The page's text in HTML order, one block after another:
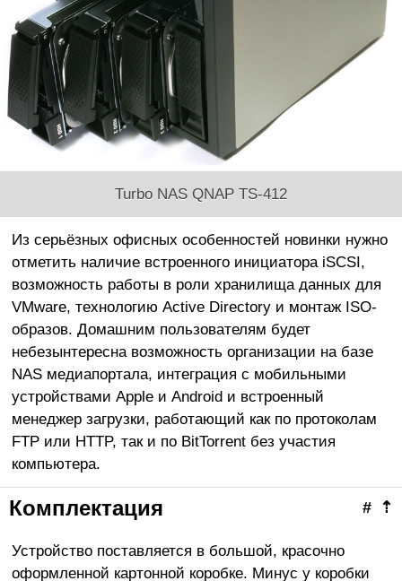
Turbo NAS QNAP TS-412
Из серьёзных офисных особенностей новинки нужно
отметить наличие встроенного инициатора iSCSI,
возможность работы в роли хранилища данных для
VMware, технологию Active Directory и монтаж ISO-
образов. Домашним пользователям будет
небезынтересна возможность организации на базе
NAS медиапортала, интеграция с мобильными
устройствами Apple и Android и встроенный
менеджер загрузки, работающий как по протоколам
FTP или HTTP, так и по BitTorrent без участия
компьютера.
⇡
#
Комплектация
Устройство поставляется в большой, красочно
оформленной картонной коробке. Минус у коробки